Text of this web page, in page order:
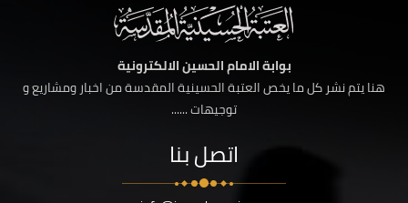
بوابة الامام الحسين الالكترونية
هنا يتم نشر كل ما يخص العتبة الحسينية المقدسة من اخبار ومشاريع و
توجيهات ......
اتصل بنا